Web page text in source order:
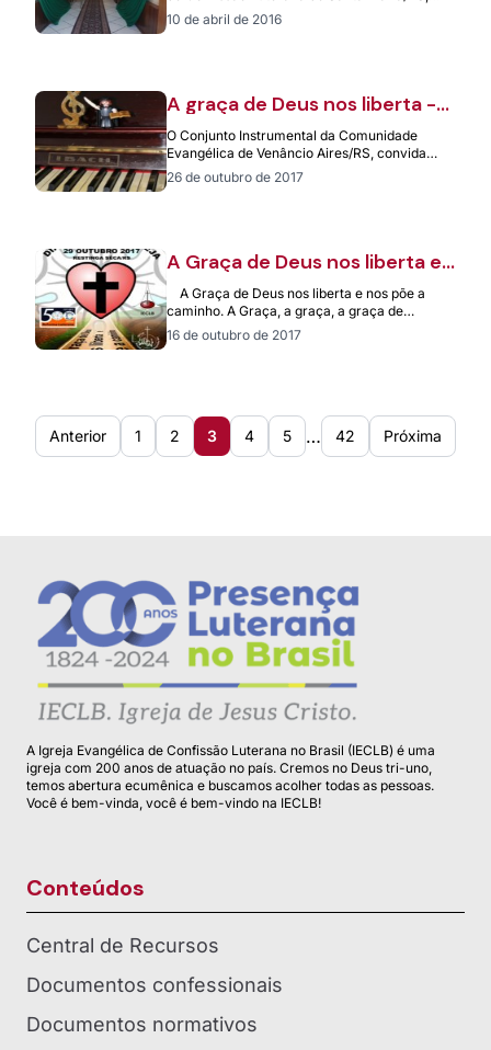
comemorou 150 anos de fundação. As…
10 de abril de 2016
A graça de Deus nos liberta -
O Conjunto Instrumental da Comunidade
Evangélica de Venâncio Aires/RS, convida
todos para o Dia Sinodal da Igreja que
acontecerá neste…
26 de outubro de 2017
A Graça de Deus nos liberta e
A Graça de Deus nos liberta e nos põe a
caminho. A Graça, a graça, a graça de…
16 de outubro de 2017
Anterior 1 2 3 4 5 … 42 Próxima
A Igreja Evangélica de Confissão Luterana no Brasil (IECLB) é uma
igreja com 200 anos de atuação no país. Cremos no Deus tri-uno,
temos abertura ecumênica e buscamos acolher todas as pessoas.
Você é bem-vinda, você é bem-vindo na IECLB!
Conteúdos
Central de Recursos
Documentos confessionais
Documentos normativos